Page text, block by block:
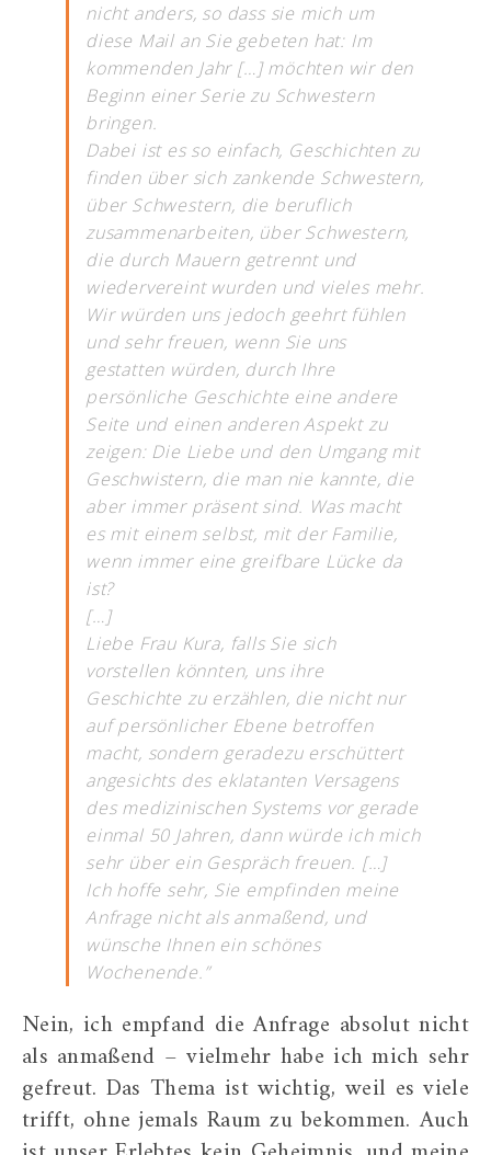
nicht anders, so dass sie mich um
diese Mail an Sie gebeten hat: Im
kommenden Jahr […] möchten wir den
Beginn einer Serie zu Schwestern
bringen.
Dabei ist es so einfach, Geschichten zu
finden über sich zankende Schwestern,
über Schwestern, die beruflich
zusammenarbeiten, über Schwestern,
die durch Mauern getrennt und
wiedervereint wurden und vieles mehr.
Wir würden uns jedoch geehrt fühlen
und sehr freuen, wenn Sie uns
gestatten würden, durch Ihre
persönliche Geschichte eine andere
Seite und einen anderen Aspekt zu
zeigen: Die Liebe und den Umgang mit
Geschwistern, die man nie kannte, die
aber immer präsent sind. Was macht
es mit einem selbst, mit der Familie,
wenn immer eine greifbare Lücke da
ist?
[…]
Liebe Frau Kura, falls Sie sich
vorstellen könnten, uns ihre
Geschichte zu erzählen, die nicht nur
auf persönlicher Ebene betroffen
macht, sondern geradezu erschüttert
angesichts des eklatanten Versagens
des medizinischen Systems vor gerade
einmal 50 Jahren, dann würde ich mich
sehr über ein Gespräch freuen. […]
Ich hoffe sehr, Sie empfinden meine
Anfrage nicht als anmaßend, und
wünsche Ihnen ein schönes
Wochenende.”
Nein, ich empfand die Anfrage absolut nicht
als anmaßend – vielmehr habe ich mich sehr
gefreut. Das Thema ist wichtig, weil es viele
trifft, ohne jemals Raum zu bekommen. Auch